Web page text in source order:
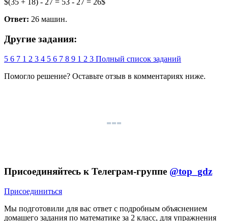
$(35 + 18) - 27 = 53 - 27 = 26$
Ответ: 26 машин.
Другие задания:
5 6 7 1 2 3 4 5 6 7 8 9 1 2 3 Полный список заданий
Помогло решение? Оставьте отзыв в комментариях ниже.
Присоединяйтесь к Телеграм-группе @top_gdz
Присоединиться
Мы подготовили для вас ответ c подробным объяснением
домашего задания по математике за 2 класс, для упражнения